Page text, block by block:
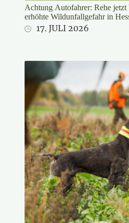
Achtung Autofahrer: Rehe jetzt
erhöhte Wildunfallgefahr in
17. JULI 2026